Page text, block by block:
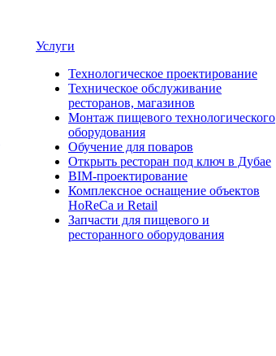
Услуги
Технологическое проектирование
Техническое обслуживание
ресторанов, магазинов
Монтаж пищевого технологического
оборудования
Обучение для поваров
Открыть ресторан под ключ в Дубае
BIM-проектирование
Комплексное оснащение объектов
HoReCa и Retail
Запчасти для пищевого и
ресторанного оборудования